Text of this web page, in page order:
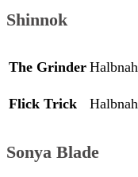
Shinnok
The Grinder Halbnah
Flick Trick
Halbnah
Sonya Blade